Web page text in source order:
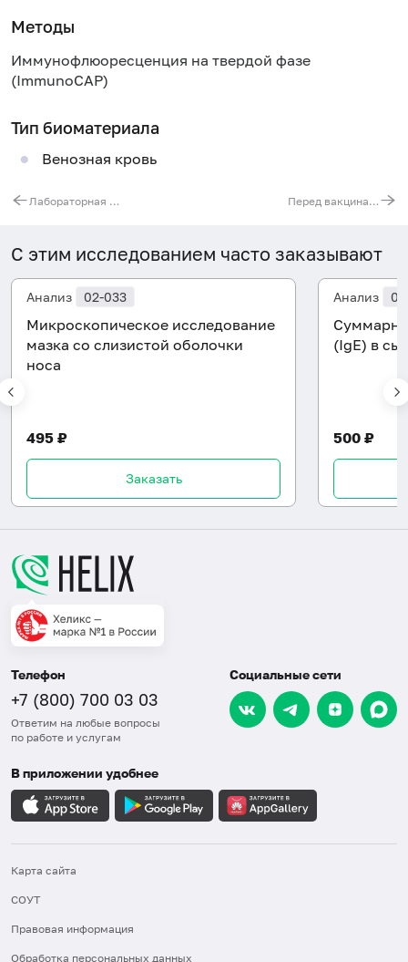
Методы
Иммунофлюоресценция на твердой фазе
(ImmunoCAP)
Тип биоматериала
Венозная кровь
Лабораторная диагностика рака желудка Перед вакцинацией
С этим исследованием часто заказывают
Анализ 02-033
Микроскопическое исследование
мазка со слизистой оболочки
носа
495 ₽
Заказать
Анализ
(IgE) в
500 ₽
Телефон
+7 (800) 700 03 03
Ответим на любые вопросы
по работе и услугам
Социальные сети
В приложении удобнее
Карта сайта
СОУТ
Правовая информация
Обработка персональных данных